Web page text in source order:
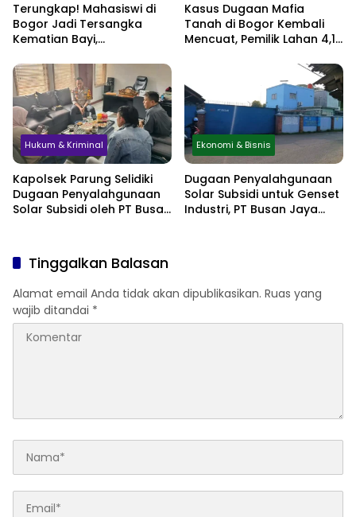
Terungkap! Mahasiswi di
Bogor Jadi Tersangka
Kematian Bayi,
hingga Simpan Jasad di
Lemari
Kasus Dugaan Mafia
Tanah di Bogor Kembali
Mencuat, Pemilik Lahan 4,1
Perlindungan Hukum
Hukum & Kriminal
Kapolsek Parung Selidiki
Dugaan Penyalahgunaan
Solar Subsidi oleh PT Busan
Ekonomi & Bisnis
Dugaan Penyalahgunaan
Solar Subsidi untuk Genset
Industri, PT Busan Jaya
Tinggalkan Balasan
Alamat email Anda tidak akan dipublikasikan. Ruas yang
wajib ditandai *